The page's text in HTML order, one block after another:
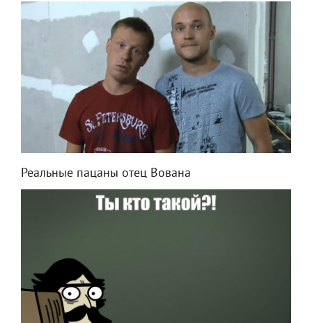
Реальные пацаны отец Вована